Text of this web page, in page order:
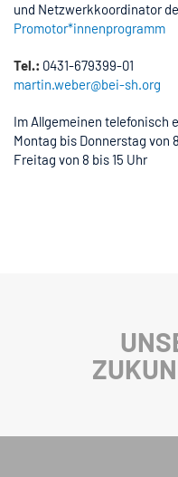
und Netzwerkkoordinator
Promotor*innenprogramm
Tel.: 0431-679399-01
martin.weber@bei-sh.org
Im Allgemeinen telefonisch
Montag bis Donnerstag von
Freitag von 8 bis 15 Uhr